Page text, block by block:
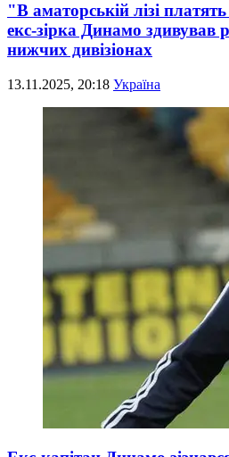
"В аматорській лізі
екс-зірка Динамо здивував
нижчих дивізіонах
13.11.2025, 20:18 Україна